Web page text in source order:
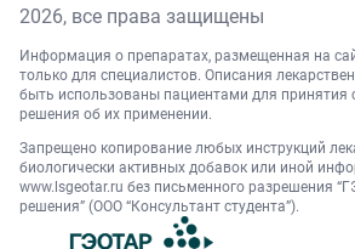
2026, все права защищены
Информация о препаратах, размещенная на
только для специалистов. Описания
быть использованы пациентами для принятия
решения об их применении.
Запрещено копирование любых инструкций
биологически активных добавок или иной
www.lsgeotar.ru без письменного разрешения
решения” (ООО “Консультант студента”).